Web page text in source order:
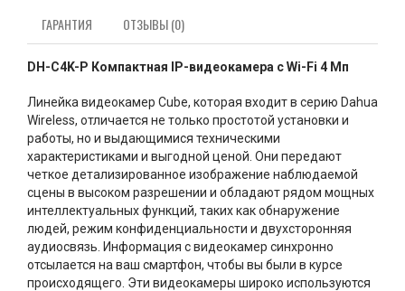
ГАРАНТИЯ ОТЗЫВЫ (0)
DH-C4K-P Компактная IP-видеокамера с Wi-Fi 4 Мп
Линейка видеокамер Cube, которая входит в серию Dahua
Wireless, отличается не только простотой установки и
работы, но и выдающимися техническими
характеристиками и выгодной ценой. Они передают
четкое детализированное изображение наблюдаемой
сцены в высоком разрешении и обладают рядом мощных
интеллектуальных функций, таких как обнаружение
людей, режим конфиденциальности и двухсторонняя
аудиосвязь. Информация с видеокамер синхронно
отсылается на ваш смартфон, чтобы вы были в курсе
происходящего. Эти видеокамеры широко используются